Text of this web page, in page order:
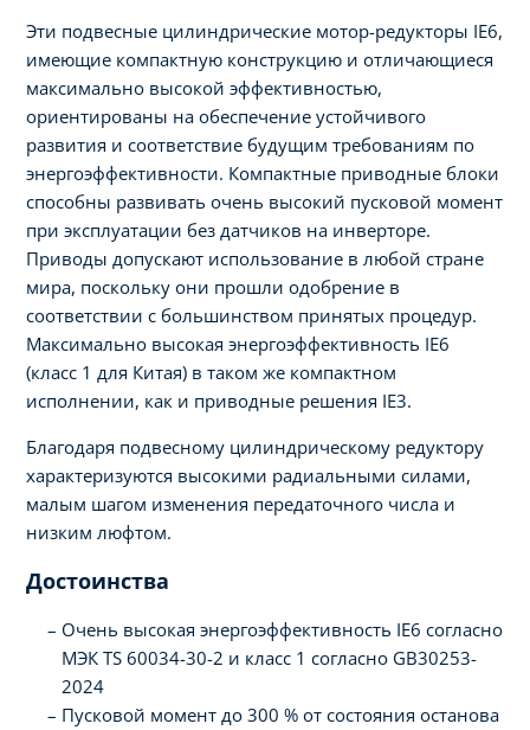
Эти подвесные цилиндрические мотор-редукторы IE6,
имеющие компактную конструкцию и отличающиеся
максимально высокой эффективностью,
ориентированы на обеспечение устойчивого
развития и соответствие будущим требованиям по
энергоэффективности. Компактные приводные блоки
способны развивать очень высокий пусковой момент
при эксплуатации без датчиков на инверторе.
Приводы допускают использование в любой стране
мира, поскольку они прошли одобрение в
соответствии с большинством принятых процедур.
Максимально высокая энергоэффективность IE6
(класс 1 для Китая) в таком же компактном
исполнении, как и приводные решения IE3.
Благодаря подвесному цилиндрическому редуктору
характеризуются высокими радиальными силами,
малым шагом изменения передаточного числа и
низким люфтом.
Достоинства
Очень высокая энергоэффективность IE6 согласно
МЭК TS 60034-30-2 и класс 1 согласно GB30253-
2024
Пусковой момент до 300 % от состояния останова